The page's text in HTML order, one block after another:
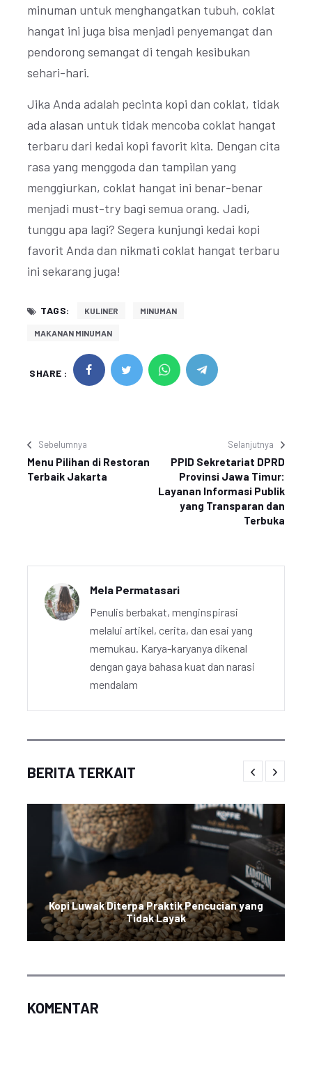
minuman untuk menghangatkan tubuh, coklat
hangat ini juga bisa menjadi penyemangat dan
pendorong semangat di tengah kesibukan
sehari-hari.
Jika Anda adalah pecinta kopi dan coklat, tidak
ada alasan untuk tidak mencoba coklat hangat
terbaru dari kedai kopi favorit kita. Dengan cita
rasa yang menggoda dan tampilan yang
menggiurkan, coklat hangat ini benar-benar
menjadi must-try bagi semua orang. Jadi,
tunggu apa lagi? Segera kunjungi kedai kopi
favorit Anda dan nikmati coklat hangat terbaru
ini sekarang juga!
TAGS: KULINER MINUMAN
MAKANAN MINUMAN
SHARE :
Sebelumnya
Menu Pilihan di Restoran
Terbaik Jakarta
Selanjutnya
PPID Sekretariat DPRD
Provinsi Jawa Timur:
Layanan Informasi Publik
yang Transparan dan
Terbuka
Mela Permatasari
Penulis berbakat, menginspirasi
melalui artikel, cerita, dan esai yang
memukau. Karya-karyanya dikenal
dengan gaya bahasa kuat dan narasi
mendalam
BERITA TERKAIT
Kopi Luwak Diterpa Praktik Pencucian yang
Tidak Layak
KOMENTAR